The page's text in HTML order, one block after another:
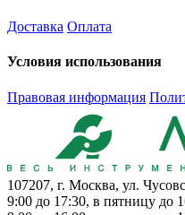
Доставка Оплата
Условия использования
Правовая информация
107207, г. Москва, ул.
9:00 до 17:30, в пятницу до